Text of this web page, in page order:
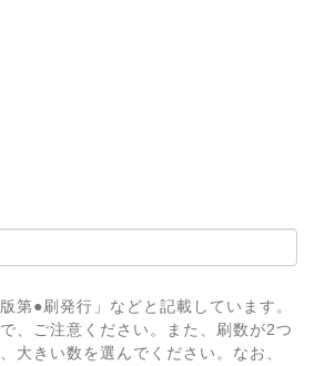
第●刷発行」などと記載しています。
、ご注意ください。また、刷数が2つ
大きい数を選んでください。なお、